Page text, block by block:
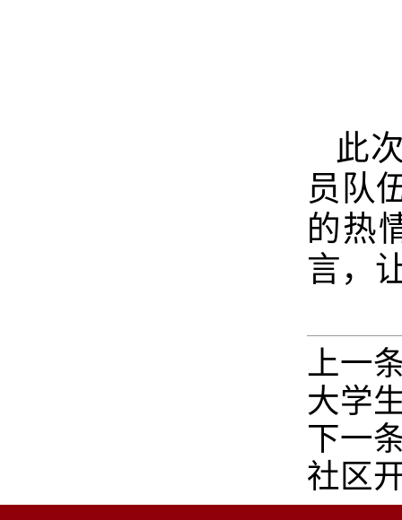
此
员队
的热
言，
上一
大学
下一
社区